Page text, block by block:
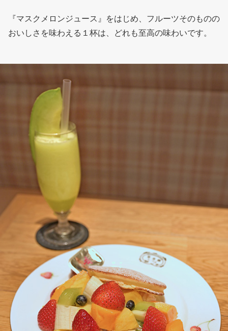
『マスクメロンジュース』をはじめ、フルーツそのものの
おいしさを味わえる１杯は、どれも至高の味わいです。